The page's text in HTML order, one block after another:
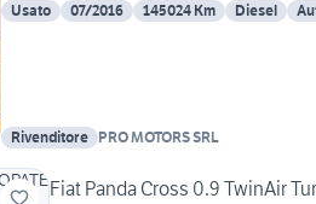
Usato 07/2016 145024 Km Diesel
Rivenditore PRO MOTORS SRL
Fiat Panda Cross 0.9 TwinAir